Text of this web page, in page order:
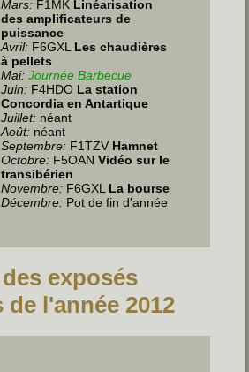
Mars: F1MK Linéarisation
des amplificateurs de
puissance
Avril: F6GXL Les chaudières
à pellets
Mai: Journée Barbecue
Juin: F4HDO La station
Concordia en Antartique
Juillet: néant
Août: néant
Septembre: F1TZV Hamnet
Octobre: F5OANVidéo sur le
transibérien
Novembre: F6GXL La bourse
Décembre: Pot de fin d'année
exposés
l'année 2012